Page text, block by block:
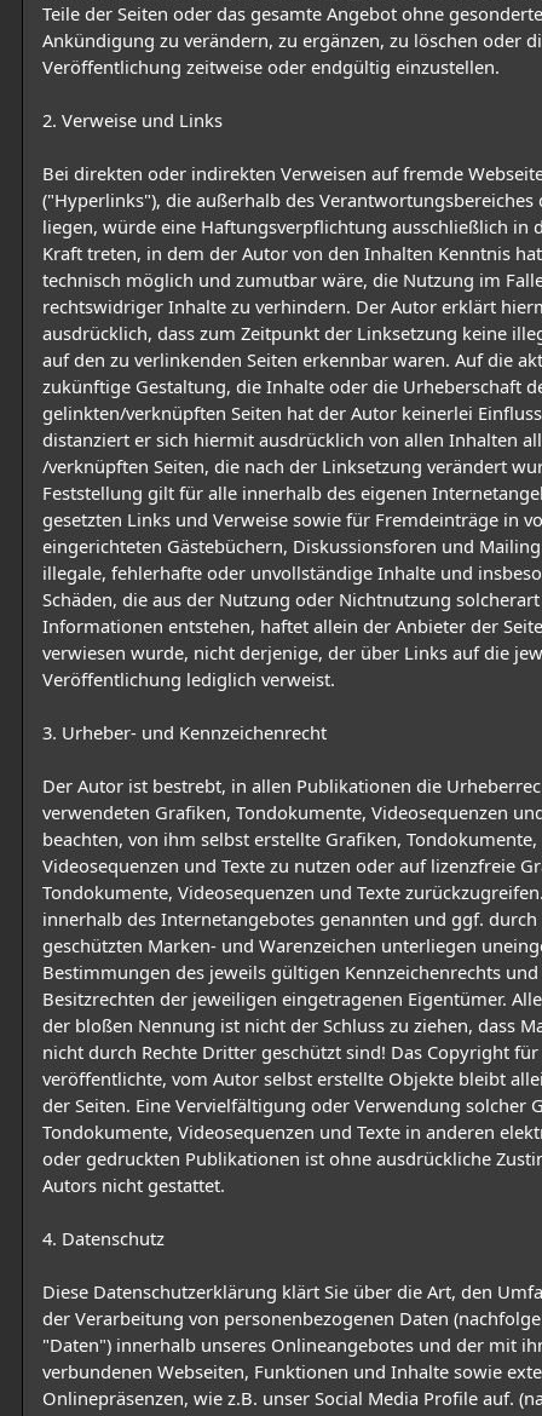
Teile der Seiten oder das gesamte Angebot ohne gesonderte
Ankündigung zu verändern, zu ergänzen, zu löschen oder
Veröffentlichung zeitweise oder endgültig einzustellen.
2. Verweise und Links
Bei direkten oder indirekten Verweisen auf fremde
("Hyperlinks"), die außerhalb des Verantwortungsbereiches
liegen, würde eine Haftungsverpflichtung ausschließlich in
Kraft treten, in dem der Autor von den Inhalten Kenntnis
technisch möglich und zumutbar wäre, die Nutzung im
rechtswidriger Inhalte zu verhindern. Der Autor erklärt
ausdrücklich, dass zum Zeitpunkt der Linksetzung keine
auf den zu verlinkenden Seiten erkennbar waren. Auf die
zukünftige Gestaltung, die Inhalte oder die Urheberschaft
gelinkten/verknüpften Seiten hat der Autor keinerlei
distanziert er sich hiermit ausdrücklich von allen Inhalten
/verknüpften Seiten, die nach der Linksetzung verändert
Feststellung gilt für alle innerhalb des eigenen
gesetzten Links und Verweise sowie für Fremdeinträge in
eingerichteten Gästebüchern, Diskussionsforen und
illegale, fehlerhafte oder unvollständige Inhalte und
Schäden, die aus der Nutzung oder Nichtnutzung
Informationen entstehen, haftet allein der Anbieter der
verwiesen wurde, nicht derjenige, der über Links auf die
Veröffentlichung lediglich verweist.
3. Urheber- und Kennzeichenrecht
Der Autor ist bestrebt, in allen Publikationen die
verwendeten Grafiken, Tondokumente, Videosequenzen
beachten, von ihm selbst erstellte Grafiken, Tondokumente,
Videosequenzen und Texte zu nutzen oder auf lizenzfreie
Tondokumente, Videosequenzen und Texte
innerhalb des Internetangebotes genannten und ggf.
geschützten Marken- und Warenzeichen unterliegen
Bestimmungen des jeweils gültigen Kennzeichenrechts
Besitzrechten der jeweiligen eingetragenen Eigentümer.
der bloßen Nennung ist nicht der Schluss zu ziehen, dass
nicht durch Rechte Dritter geschützt sind! Das Copyright für
veröffentlichte, vom Autor selbst erstellte Objekte bleibt
der Seiten. Eine Vervielfältigung oder Verwendung solcher
Tondokumente, Videosequenzen und Texte in anderen
oder gedruckten Publikationen ist ohne ausdrückliche
Autors nicht gestattet.
4. Datenschutz
Diese Datenschutzerklärung klärt Sie über die Art, den
der Verarbeitung von personenbezogenen Daten
"Daten") innerhalb unseres Onlineangebotes und der mit
verbundenen Webseiten, Funktionen und Inhalte sowie
Onlinepräsenzen, wie z.B. unser Social Media Profile auf.